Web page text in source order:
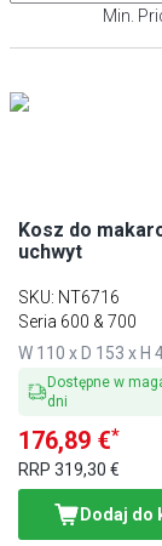
Min.
Kosz do
uchwyt
SKU: NT6716
Seria 600 & 700
W 110 x D 153 x H
Dostępne w
dni
176,89 €*
RRP 319,30 €
Dodaj do